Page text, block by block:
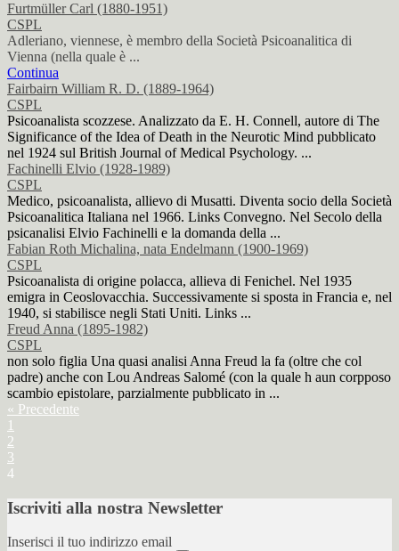
Furtmüller Carl (1880-1951)
CSPL
Adleriano, viennese, è membro della Società Psicoanalitica di
Vienna (nella quale è ...
Continua
Fairbairn William R. D. (1889-1964)
CSPL
Psicoanalista scozzese. Analizzato da E. H. Connell, autore di The
Significance of the Idea of Death in the Neurotic Mind pubblicato
nel 1924 sul British Journal of Medical Psychology. ...
Fachinelli Elvio (1928-1989)
CSPL
Medico, psicoanalista, allievo di Musatti. Diventa socio della Società
Psicoanalitica Italiana nel 1966. Links Convegno. Nel Secolo della
psicanalisi Elvio Fachinelli e la domanda della ...
Fabian Roth Michalina, nata Endelmann (1900-1969)
CSPL
Psicoanalista di origine polacca, allieva di Fenichel. Nel 1935
emigra in Ceoslovacchia. Successivamente si sposta in Francia e, nel
1940, si stabilisce negli Stati Uniti. Links ...
Freud Anna (1895-1982)
CSPL
non solo figlia Una quasi analisi Anna Freud la fa (oltre che col
padre) anche con Lou Andreas Salomé (con la quale h aun corpposo
scambio epistolare, parzialmente pubblicato in ...
« Precedente
1
2
3
4
Iscriviti alla nostra Newsletter
Inserisci il tuo indirizzo email